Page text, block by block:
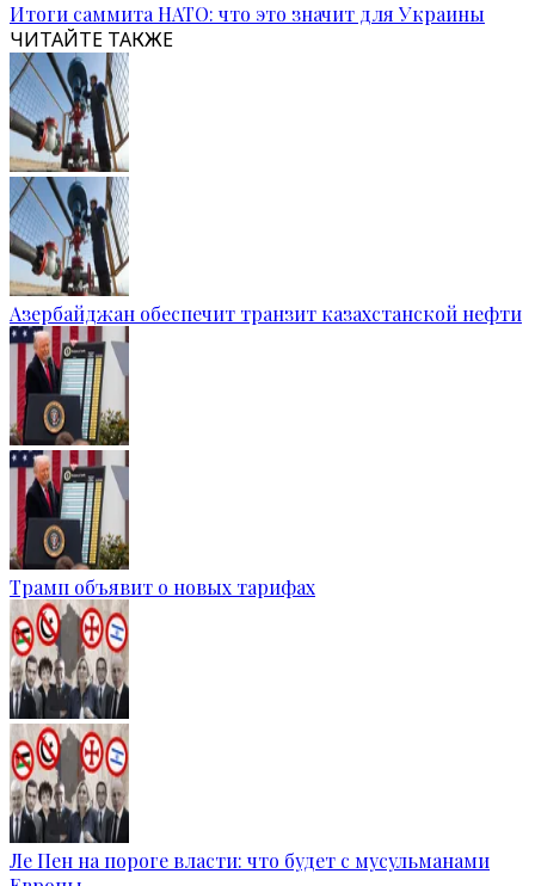
Итоги саммита НАТО: что это значит для Украины
ЧИТАЙТЕ ТАКЖЕ
Азербайджан обеспечит транзит казахстанской нефти
Трамп объявит о новых тарифах
Ле Пен на пороге власти: что будет с мусульманами